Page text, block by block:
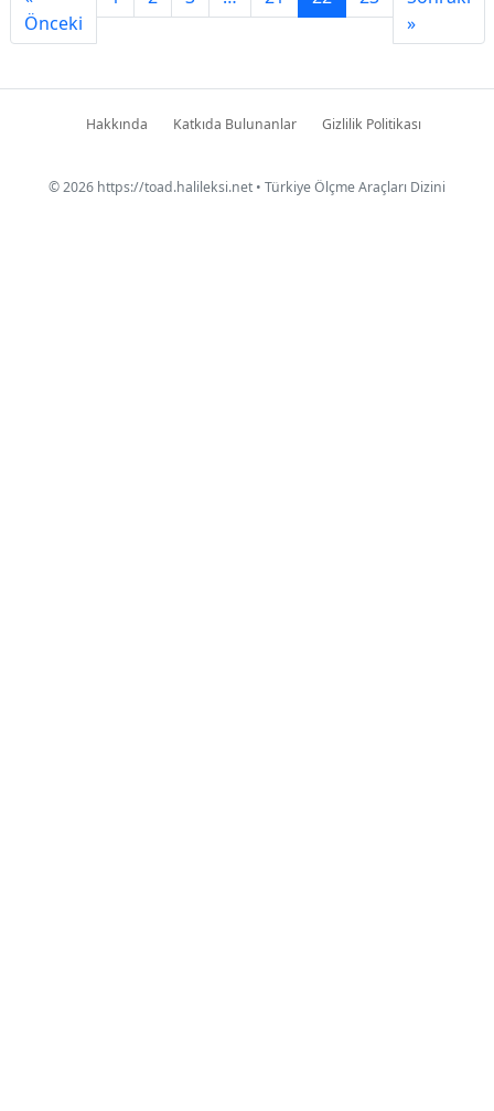
Önceki
»
Hakkında Katkıda Bulunanlar Gizlilik Politikası
© 2026 https://toad.halileksi.net • Türkiye Ölçme Araçları Dizini